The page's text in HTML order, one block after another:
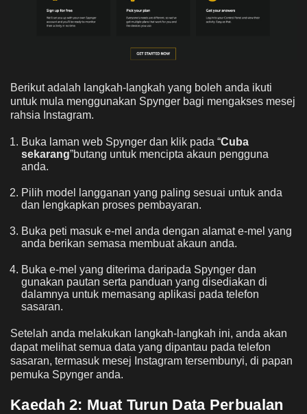
Berikut adalah langkah-langkah yang boleh anda ikuti
untuk mula menggunakan Spynger bagi mengakses mesej
rahsia Instagram.
Buka laman web Spynger dan klik pada “Cuba
sekarang”butang untuk mencipta akaun pengguna
anda.
Pilih model langganan yang paling sesuai untuk anda
dan lengkapkan proses pembayaran.
Buka peti masuk e-mel anda dengan alamat e-mel yang
anda berikan semasa membuat akaun anda.
Buka e-mel yang diterima daripada Spynger dan
gunakan pautan serta panduan yang disediakan di
dalamnya untuk memasang aplikasi pada telefon
sasaran.
Setelah anda melakukan langkah-langkah ini, anda akan
dapat melihat semua data yang dipantau pada telefon
sasaran, termasuk mesej Instagram tersembunyi, di papan
pemuka Spynger anda.
Kaedah 2: Muat Turun Data Perbualan